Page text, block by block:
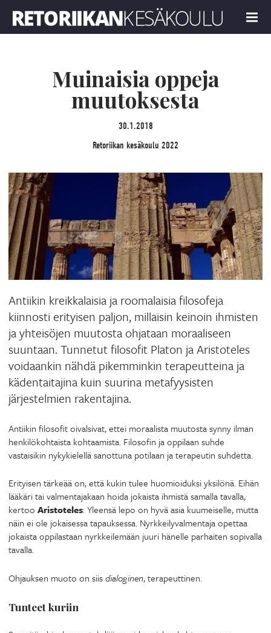
MENU
Muinaisia oppeja
muutoksesta
30.1.2018
Retoriikan kesäkoulu 2022
Antiikin kreikkalaisia ja roomalaisia filosofeja
kiinnosti erityisen paljon, millaisin keinoin ihmisten
ja yhteisöjen muutosta ohjataan moraaliseen
suuntaan. Tunnetut filosofit Platon ja Aristoteles
voidaankin nähdä pikemminkin terapeutteina ja
kädentaitajina kuin suurina metafyysisten
järjestelmien rakentajina.
Antiikin filosofit oivalsivat, ettei moraalista muutosta synny ilman
henkilökohtaista kohtaamista. Filosofin ja oppilaan suhde
vastaisikin nykykielellä sanottuna potilaan ja terapeutin suhdetta.
Erityisen tärkeää on, että kukin tulee huomioiduksi yksilönä. Eihän
lääkäri tai valmentajakaan hoida jokaista ihmistä samalla tavalla,
kertoo Aristoteles: Yleensä lepo on hyvä asia kuumeiselle, mutta
näin ei ole jokaisessa tapauksessa. Nyrkkeilyvalmentaja opettaa
jokaista oppilastaan nyrkkeilemään juuri hänelle parhaiten sopivalla
tavalla.
Ohjauksen muoto on siisdialoginen, terapeuttinen.
Tunteet kuriin